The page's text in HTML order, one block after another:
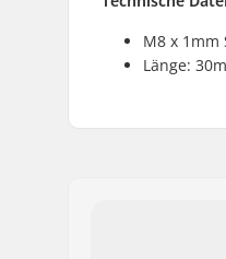
M8 x 1mm
Länge: